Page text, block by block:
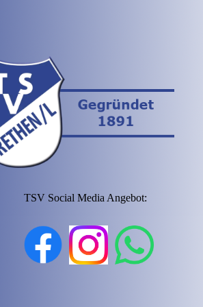
TSV Social Media Angebot: